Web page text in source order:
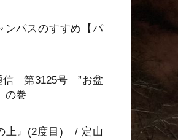
パスのすすめ【パ
信 第3125号 ”お盆
の巻
上』(2度目) / 定山